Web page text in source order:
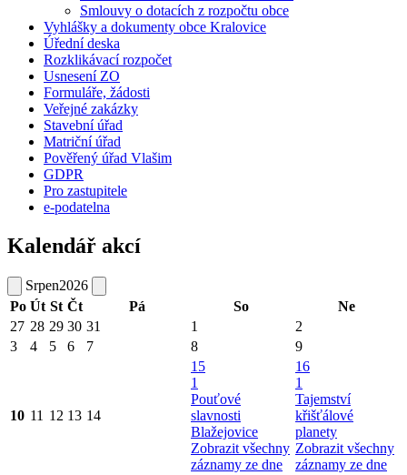
Smlouvy o dotacích z rozpočtu obce
Vyhlášky a dokumenty obce Kralovice
Úřední deska
Rozklikávací rozpočet
Usnesení ZO
Formuláře, žádosti
Veřejné zakázky
Stavební úřad
Matriční úřad
Pověřený úřad Vlašim
GDPR
Pro zastupitele
e-podatelna
Kalendář akcí
Srpen2026
Po Út St Čt Pá So
Ne
27 28 29 30 31 1
2
3
4 5 6 7 8 9
10 11 12 13 14
15
1
Pouťové
slavnosti
Blažejovice
Zobrazit všechny
záznamy ze dne
16
1
Tajemství
křišťálové
planety
Zobrazit všechny
záznamy ze dne